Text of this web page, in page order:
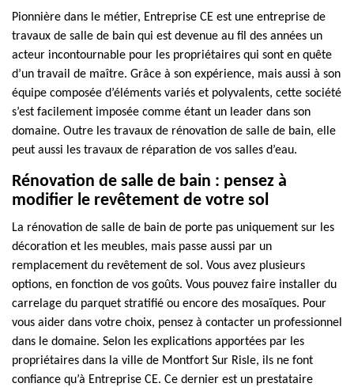
Pionnière dans le métier, Entreprise CE est une entreprise de
travaux de salle de bain qui est devenue au fil des années un
acteur incontournable pour les propriétaires qui sont en quête
d’un travail de maître. Grâce à son expérience, mais aussi à son
équipe composée d’éléments variés et polyvalents, cette société
s’est facilement imposée comme étant un leader dans son
domaine. Outre les travaux de rénovation de salle de bain, elle
peut aussi les travaux de réparation de vos salles d’eau.
Rénovation de salle de bain : pensez à
modifier le revêtement de votre sol
La rénovation de salle de bain de porte pas uniquement sur les
décoration et les meubles, mais passe aussi par un
remplacement du revêtement de sol. Vous avez plusieurs
options, en fonction de vos goûts. Vous pouvez faire installer du
carrelage du parquet stratifié ou encore des mosaïques. Pour
vous aider dans votre choix, pensez à contacter un professionnel
dans le domaine. Selon les explications apportées par les
propriétaires dans la ville de Montfort Sur Risle, ils ne font
confiance qu’à Entreprise CE. Ce dernier est un prestataire